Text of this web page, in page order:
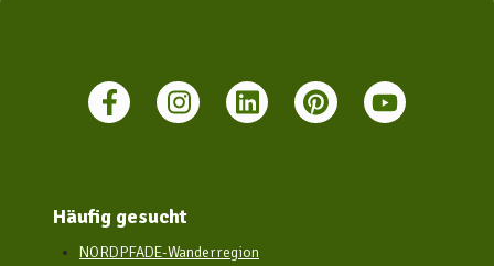
Häufig gesucht
NORDPFADE-Wanderregion